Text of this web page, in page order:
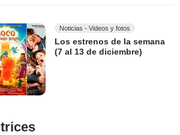
Noticias - Videos y fotos
Los estrenos de la semana
(7 al 13 de diciembre)